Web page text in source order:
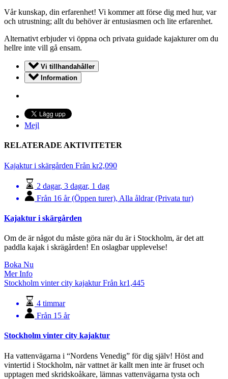
Vår kunskap, din erfarenhet! Vi kommer att förse dig med hur, var
och utrustning; allt du behöver är entusiasmen och lite erfarenhet.
Alternativt erbjuder vi öppna och privata guidade kajakturer om du
hellre inte vill gå ensam.
Vi tillhandahåller
Information
Mejl
RELATERADE AKTIVITETER
Kajaktur i skärgården Från kr2,090
2 dagar, 3 dagar, 1 dag
Från 16 år (Öppen turer), Alla åldrar (Privata tur)
Kajaktur i skärgården
Om de är något du måste göra när du är i Stockholm, är det att
paddla kajak i skrägården! En oslagbar upplevelse!
Boka Nu
Mer Info
Stockholm vinter city kajaktur Från kr1,445
4 timmar
Från 15 år
Stockholm vinter city kajaktur
Ha vattenvägarna i “Nordens Venedig” för dig själv! Höst and
vintertid i Stockholm, när vattnet är kallt men inte är fruset och
upptagen med skridskoåkare, lämnas vattenvägarna tysta och